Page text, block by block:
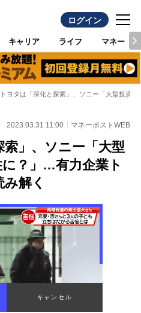
ログイン
キャリア ライフ マネー
トヨタは「深化と探索」、ソニー「大型投資
2023.03.31 11:00 マネーポストWEB
索」、ソニー「大型
？」…有力企業ト
解く
キャンセル